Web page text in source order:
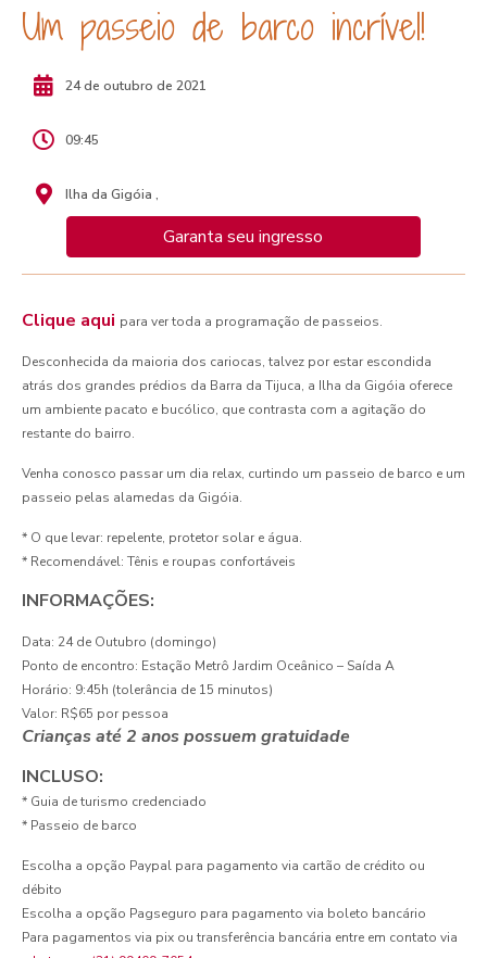
Um passeio de barco incrível!
24 de outubro de 2021
09:45
Ilha da Gigóia ,
Garanta seu ingresso
Clique aqui para ver toda a programação de passeios.
Desconhecida da maioria dos cariocas, talvez por estar escondida
atrás dos grandes prédios da Barra da Tijuca, a Ilha da Gigóia oferece
um ambiente pacato e bucólico, que contrasta com a agitação do
restante do bairro.
Venha conosco passar um dia relax, curtindo um passeio de barco e um
passeio pelas alamedas da Gigóia.
* O que levar: repelente, protetor solar e água.
* Recomendável: Tênis e roupas confortáveis
INFORMAÇÕES:
Data: 24 de Outubro (domingo)
Ponto de encontro: Estação Metrô Jardim Oceânico – Saída A
Horário: 9:45h (tolerância de 15 minutos)
Valor: R$65 por pessoa
Crianças até 2 anos possuem gratuidade
INCLUSO:
* Guia de turismo credenciado
* Passeio de barco
Escolha a opção Paypal para pagamento via cartão de crédito ou
débito
Escolha a opção Pagseguro para pagamento via boleto bancário
Para pagamentos via pix ou transferência bancária entre em contato via